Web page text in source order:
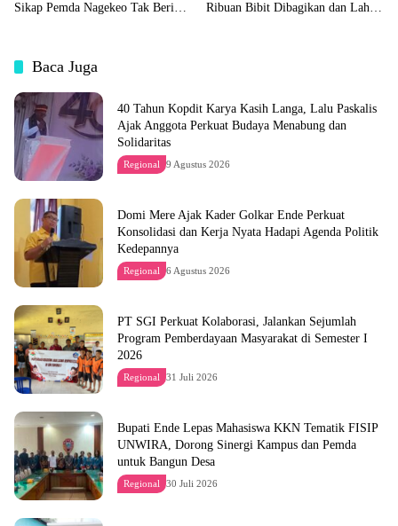
Sikap Pemda Nagekeo Tak Beri
Ribuan Bibit Dibagikan dan Lahan
Baca Juga
40 Tahun Kopdit Karya Kasih Langa, Lalu Paskalis
Ajak Anggota Perkuat Budaya Menabung dan
Solidaritas
Regional 9 Agustus 2026
Domi Mere Ajak Kader Golkar Ende Perkuat
Konsolidasi dan Kerja Nyata Hadapi Agenda Politik
Kedepannya
Regional 6 Agustus 2026
PT SGI Perkuat Kolaborasi, Jalankan Sejumlah
Program Pemberdayaan Masyarakat di Semester I
2026
Regional 31 Juli 2026
Bupati Ende Lepas Mahasiswa KKN Tematik FISIP
UNWIRA, Dorong Sinergi Kampus dan Pemda
untuk Bangun Desa
Regional 30 Juli 2026